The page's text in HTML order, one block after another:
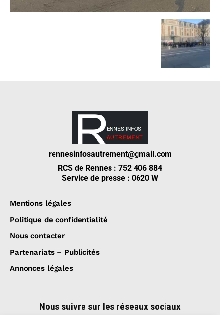
rennesinfosautrement@gmail.com
RCS de Rennes : 752 406 884
Service de presse : 0620 W
Mentions légales
Politique de confidentialité
Nous contacter
Partenariats – Publicités
Annonces légales
Nous suivre sur les réseaux sociaux